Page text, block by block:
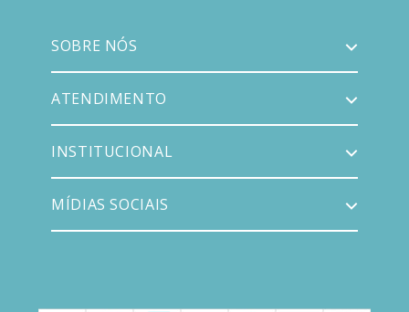
SOBRE NÓS
ATENDIMENTO
INSTITUCIONAL
MÍDIAS SOCIAIS